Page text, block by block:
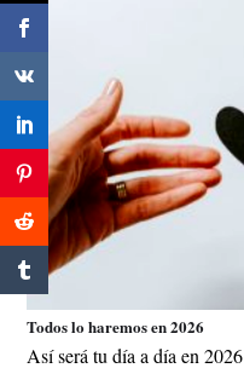
Todos lo haremos en 2026
Así será tu día a día en 2026